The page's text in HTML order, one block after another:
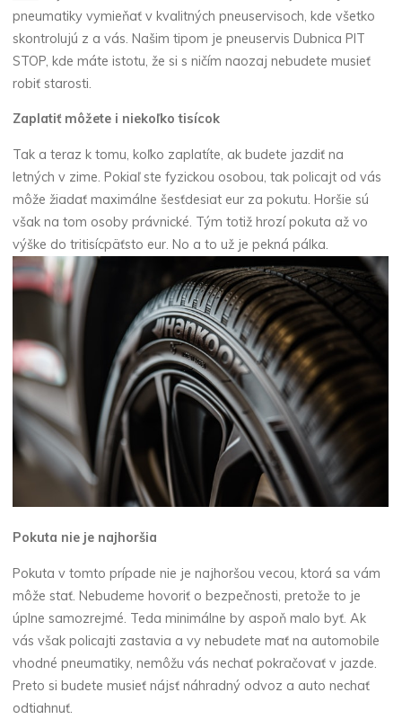
pneumatiky vymieňať v kvalitných pneuservisoch, kde všetko
skontrolujú z a vás. Našim tipom jepneuservis Dubnica PIT
STOP, kde máte istotu, že si s ničím naozaj nebudete musieť
robiť starosti.
Zaplatiť môžete i niekoľko tisícok
Tak a teraz k tomu, koľko zaplatíte, ak budete jazdiť na
letných v zime. Pokiaľ ste fyzickou osobou, tak policajt od vás
môže žiadať maximálne šesťdesiat eur za pokutu. Horšie sú
však na tom osoby právnické. Tým totiž hrozí pokuta až vo
výške do tritisícpäťsto eur. No a to už je pekná pálka.
Pokuta nie je najhoršia
Pokuta v tomto prípade nie je najhoršou vecou, ktorá sa vám
môže stať. Nebudeme hovoriť o bezpečnosti, pretože to je
úplne samozrejmé. Teda minimálne by aspoň malo byť. Ak
vás však policajti zastavia a vy nebudete mať na automobile
vhodné pneumatiky, nemôžu vás nechať pokračovať v jazde.
Preto si budete musieť nájsť náhradný odvoz a auto nechať
odtiahnuť.